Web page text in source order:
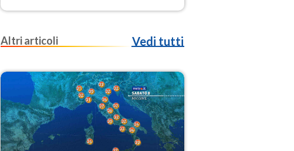
del caldo fuori scala per molti
Ferragosto
Altri articoli Vedi tutti